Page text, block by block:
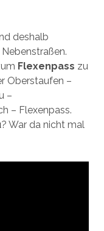
deshalb
Flexenpass zu
Oberstaufen –
–
– Flexenpass.
? War da nicht mal